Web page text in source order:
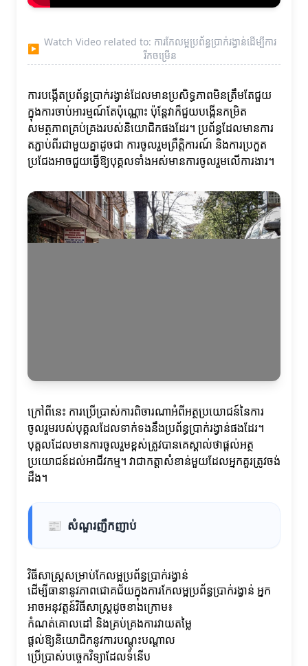
▶
Watch Video related to: ការកែលម្អប្រព័ន្ធប្រាក់រង្វាន់ដើម្បីការ
រីកចម្រើន
ការបង្កើតប្រព័ន្ធប្រាក់រង្វាន់ដែលមានប្រសិទ្ធភាពមិនត្រឹមតែជួយ
ក្នុងការចាប់អារម្មណ៍តែប៉ុណ្ណោះ ប៉ុន្តែវាក៏ជួយបង្កើនកម្រិត
សមត្ថភាពគ្រប់គ្រងរបស់និយោជិកផងដែរ។ ប្រព័ន្ធដែលមានការ
តភ្ជាប់ពីរជាមួយគ្នាដូចជា ការចូលរួមព្រឹត្តិការណ៍ និងការប្រកួត
ប្រជែងអាចជួយធ្វើឱ្យបុគ្គលទាំងអស់មានការចូលរួមលើការងារ។
ក្រៅពីនេះ ការប្រើប្រាស់ការពិចារណាអំពីអត្ថប្រយោជន៍នៃការ
ចូលរួមរបស់បុគ្គលដែលទាក់ទងនឹងប្រព័ន្ធប្រាក់រង្វាន់ផងដែរ។
បុគ្គលដែលមានការចូលរួមខ្ពស់ត្រូវបានគេស្គាល់ថាផ្តល់អត្ថ
ប្រយោជន៍ដល់អាជីវកម្ម។ វាជាកត្តាសំខាន់មួយដែលអ្នកគួរត្រូវចង់
ដឹង។
📰 សំណួរញឹកញាប់
វិធីសាស្ត្រសម្រាប់កែលម្អប្រព័ន្ធប្រាក់រង្វាន់
ដើម្បីធានានូវភាពជោគជ័យក្នុងការកែលម្អប្រព័ន្ធប្រាក់រង្វាន់ អ្នក
អាចអនុវត្តន៍វិធីសាស្ត្រដូចខាងក្រោម៖
កំណត់គោលដៅ និងគ្រប់គ្រងការវាយតម្លៃ
ផ្តល់ឱ្យនិយោជិកនូវការបណ្តុះបណ្តាល
ប្រើប្រាស់បច្ចេកវិទ្យាដែលទំនើប